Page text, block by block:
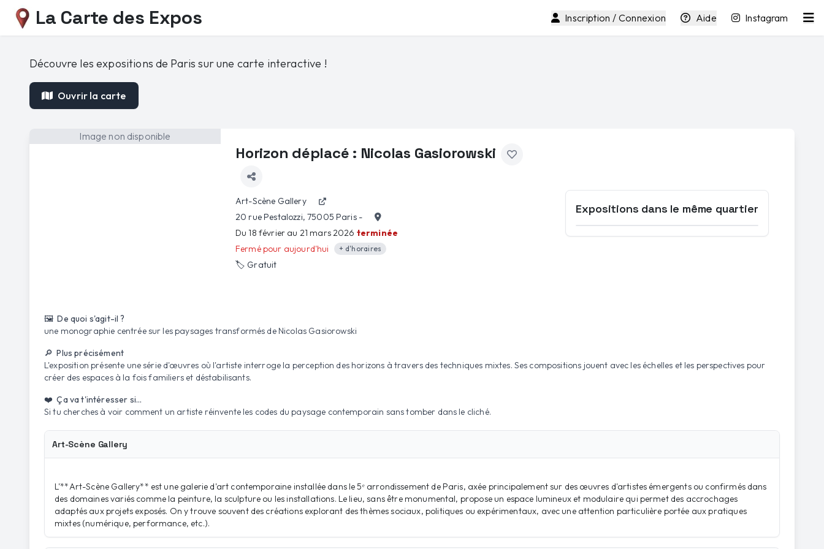
La Carte des Expos Inscription / Connexion Aide Instagram
Découvre les expositions de Paris sur une carte interactive !
Ouvrir la carte
Image non disponible
Horizon déplacé : Nicolas Gasiorowski
Art-Scène Gallery
20 rue Pestalozzi, 75005 Paris -
Du 18 février au 21 mars 2026 terminée
Fermé pour aujourd'hui
+ d'horaires
🏷️ Gratuit
Expositions dans le même quartier
🖼️ De quoi s'agit-il ?
une monographie centrée sur les paysages transformés de Nicolas Gasiorowski
🔎 Plus précisément
L'exposition présente une série d'œuvres où l'artiste interroge la perception des horizons à travers des techniques mixtes. Ses compositions jouent avec les échelles et les perspectives pour
créer des espaces à la fois familiers et déstabilisants.
❤️ Ça va t'intéresser si...
Si tu cherches à voir comment un artiste réinvente les codes du paysage contemporain sans tomber dans le cliché.
Art-Scène Gallery
L'**Art-Scène Gallery** est une galerie d'art contemporaine installée dans le 5ᵉ arrondissement de Paris, axée principalement sur des œuvres d'artistes émergents ou confirmés dans
des domaines variés comme la peinture, la sculpture ou les installations. Le lieu, sans être monumental, propose un espace lumineux et modulaire qui permet des accrochages
adaptés aux projets exposés. On y trouve souvent des créations explorant des thèmes sociaux, politiques ou expérimentaux, avec une attention particulière portée aux pratiques
mixtes (numérique, performance, etc.).